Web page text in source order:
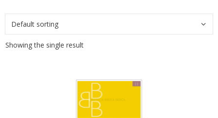
Showing the single result